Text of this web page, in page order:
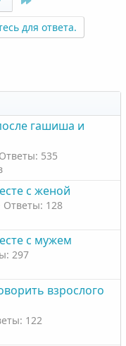
л
о
а
т
н
й
о
о
с
для ответа.
почта
гашиша и
Ответы: 535
с женой
Ответы: 128
с мужем
297
взрослого
122